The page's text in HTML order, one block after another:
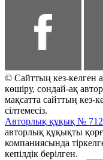
© Сайттың кез-
көшіру, сондай-ақ
мақсатта сайттың кез-
сілтемесіз.
Авторлық құқық №
авторлық құқықты
компаниясында
кепілдік берілген.